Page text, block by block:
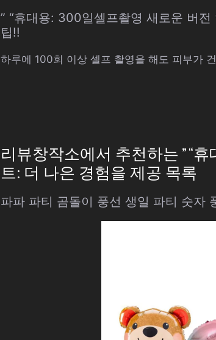
” “휴대용: 300일셀프촬영 새로운 버
팁!!
하루에 100회 이상 셀프 촬영을 해도 피부가
리뷰창작소에서 추천하는 ” “
트: 더 나은 경험을 제공 목록
파파 파티 곰돌이 풍선 생일 파티 숫자